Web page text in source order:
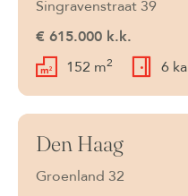
Singravenstraat 39
€ 615.000 k.k.
152 m2 6
Verkocht
Den Haag
Groenland 32